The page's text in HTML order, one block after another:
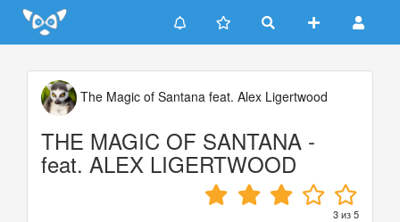
Update cookies preferences
The Magic of Santana feat. Alex Ligertwood
THE MAGIC OF SANTANA -
feat. ALEX LIGERTWOOD
3из5